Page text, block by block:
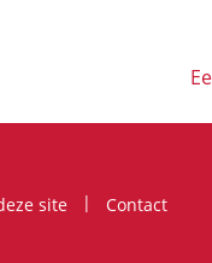
site
Contact